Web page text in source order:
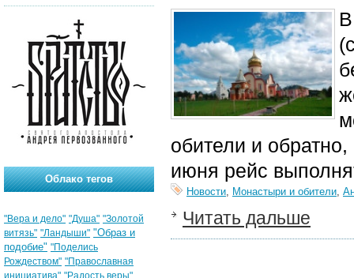
обители и
июня рейс
Новости, Монастыри и обители,
Читать дальше
Облако тегов
"Вера и дело" "Душа" "Золотой
витязь" "Ландыши" "Образ и
подобие" "Поделись
Рождеством" "Православная
инициатива" "Радость веры"